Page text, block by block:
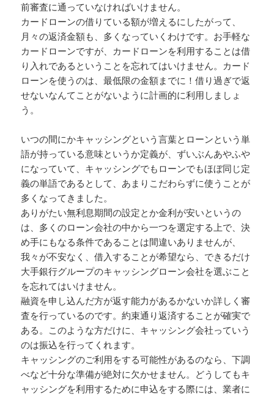
前審査に通っていなければいけません。
カードローンの借りている額が増えるにしたがって、
月々の返済金額も、多くなっていくわけです。お手軽な
カードローンですが、カードローンを利用することは借
り入れであるということを忘れてはいけません。カード
ローンを使うのは、最低限の金額までに！借り過ぎで返
せないなんてことがないように計画的に利用しましょ
う。
いつの間にかキャッシングという言葉とローンという単
語が持っている意味というか定義が、ずいぶんあやふや
になっていて、キャッシングでもローンでもほぼ同じ定
義の単語であるとして、あまりこだわらずに使うことが
多くなってきました。
ありがたい無利息期間の設定とか金利が安いというの
は、多くのローン会社の中から一つを選定する上で、決
め手にもなる条件であることは間違いありませんが、
我々が不安なく、借入することが希望なら、できるだけ
大手銀行グループのキャッシングローン会社を選ぶこと
を忘れてはいけません。
融資を申し込んだ方が返す能力があるかないか詳しく審
査を行っているのです。約束通り返済することが確実で
ある。このような方だけに、キャッシング会社っていう
のは振込を行ってくれます。
キャッシングのご利用をする可能性があるのなら、下調
べなど十分な準備が絶対に欠かせません。どうしてもキ
ャッシングを利用するために申込をする際には、業者に